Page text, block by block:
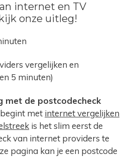
internet en TV
onze uitleg!
vergelijken en
5 minuten)
met de postcodecheck
met internet vergelijken
is het slim eerst de
van internet providers te
pagina kan je een postcode